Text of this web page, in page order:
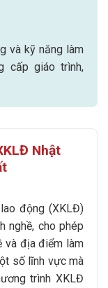
và kỹ năng làm
cấp giáo trình,
Nhật
động (XKLĐ)
nghề, cho phép
và địa điểm làm
số lĩnh vực mà
trình XKLĐ